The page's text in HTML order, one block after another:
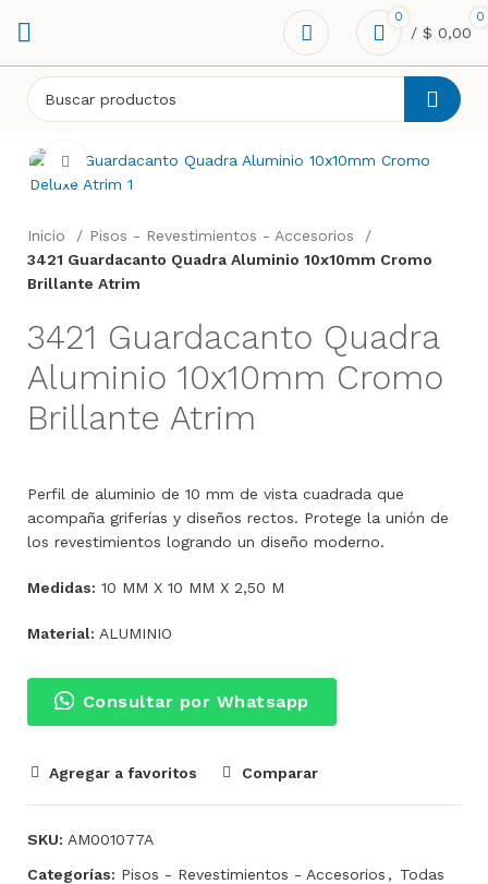
0 0
/ $ 0,00
Click to enlarge
Inicio
Pisos - Revestimientos - Accesorios
3421 Guardacanto Quadra Aluminio 10x10mm Cromo
Brillante Atrim
3421 Guardacanto Quadra
Aluminio 10x10mm Cromo
Brillante Atrim
Perfil de aluminio de 10 mm de vista cuadrada que
acompaña griferías y diseños rectos. Protege la unión de
los revestimientos logrando un diseño moderno.
Medidas: 10 MM X 10 MM X 2,50 M
Material: ALUMINIO
Consultar por Whatsapp
Agregar a favoritos Comparar
SKU: AM001077A
Categorías: Pisos - Revestimientos - Accesorios , Todas